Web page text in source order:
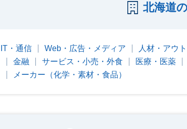
北海道
IT・通信 Web・広告・メディア 人材・アウ
金融
サービス・小売・外食 医療・医薬
メーカー（化学・素材・食品）